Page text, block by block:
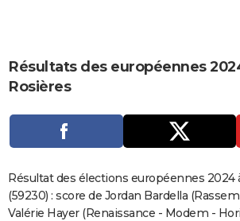
CARTE DE VOEUX
Carte de Noël
Carte Bonne année
Carte Saint-Valentin
Carte Pâques
Carte d'anniversaire
Dictionnaire
Biographies
Expressions
Proverbes
PROGRAMME TV
S'inscrire
Se connecter
Lycées
Collèges
Primaires
Universités
Entreprises
Service militaire
Avis de recherche
AVIS DE DÉCÈS
Résultats des européennes
Rosières
Résultat des élections européennes 2024
(59230) : score de Jordan Bardella
Valérie Hayer (Renaissance - Modem -